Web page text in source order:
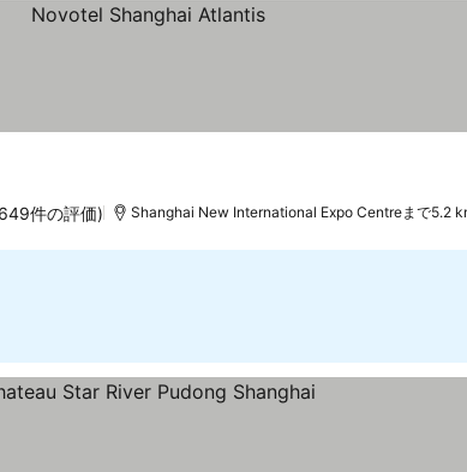
件の評価) Shanghai New International Expo Centreまで5.2